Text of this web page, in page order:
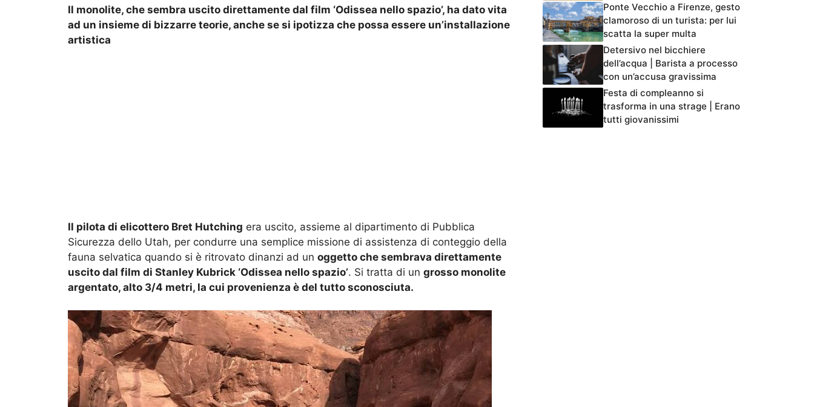
Il monolite, che sembra uscito direttamente dal film ‘Odissea nello spazio’, ha dato vita
ad un insieme di bizzarre teorie, anche se si ipotizza che possa essere un’installazione
artistica
Il pilota di elicottero Bret Hutching era uscito, assieme al dipartimento di Pubblica
Sicurezza dello Utah, per condurre una semplice missione di assistenza di conteggio della
fauna selvatica quando si è ritrovato dinanzi ad un oggetto che sembrava direttamente
uscito dal film di Stanley Kubrick ‘Odissea nello spazio’. Si tratta di un grosso monolite
argentato, alto 3/4 metri, la cui provenienza è del tutto sconosciuta.
Ponte Vecchio a Firenze, gesto
clamoroso di un turista: per lui
scatta la super multa
Detersivo nel bicchiere
dell’acqua | Barista a processo
con un’accusa gravissima
Festa di compleanno si
trasforma in una strage | Erano
tutti giovanissimi